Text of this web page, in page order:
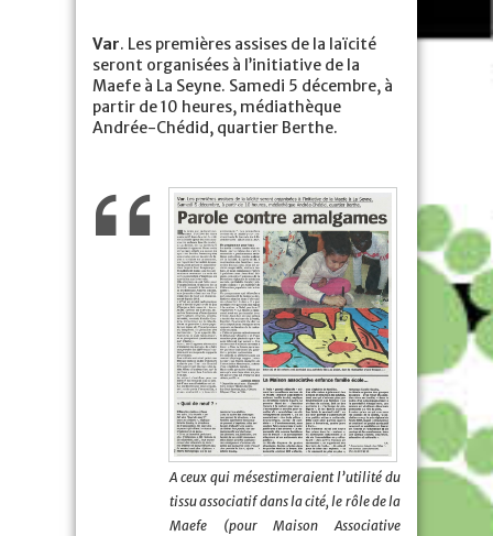
Var. Les premières assises de la laïcité
seront organisées à l’initiative de la
Maefe à La Seyne. Samedi 5 décembre, à
partir de 10 heures, médiathèque
Andrée-Chédid, quartier Berthe.
A ceux qui mésestimeraient l’utilité du
tissu associatif dans la cité, le rôle de la
Maefe (pour Maison Associative